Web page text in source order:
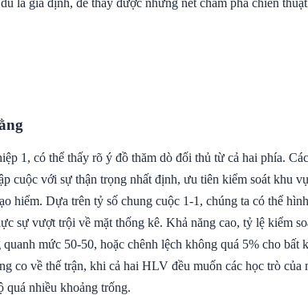
là giả định, để thấy được những nét chấm phá chiến
1, có thể thấy rõ ý đồ thăm dò đối thủ từ cả hai phía.
cuộc với sự thận trọng nhất định, ưu tiên kiểm soát khu
hiểm. Dựa trên tỷ số chung cuộc 1-1, chúng ta có thể
sự vượt trội về mặt thống kê. Khả năng cao, tỷ lệ kiểm
mức 50-50, hoặc chênh lệch không quá 5% cho bất
co về thế trận, khi cả hai HLV đều muốn các học trò của
nhiều khoảng trống.